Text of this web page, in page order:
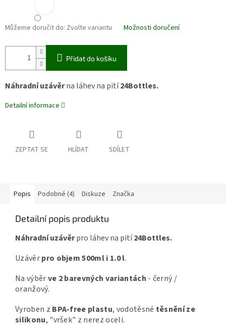
Můžeme doručit do: Zvolte variantu Možnosti doručení
Přidat do košíku
Náhradníuzávěrna láhev na pití24Bottles.
Detailní informace
ZEPTAT SE HLÍDAT SDÍLET
Popis Podobné (4) Diskuze Značka
Detailní popis produktu
Náhradní uzávěrpro láhev na pití24Bottles.
Uzávěrpro objem 500ml i 1.0 l.
Na výběrve 2 barevných variantách - černý /
oranžový.
Vyroben z BPA-free plastu, vodotěsné těsnění ze
silikonu, "vršek" z nerez oceli.